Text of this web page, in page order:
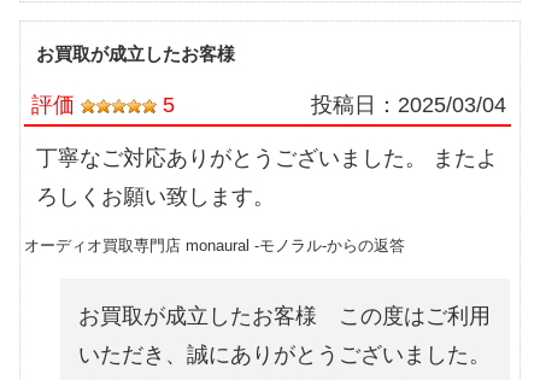
お買取が成立したお客様
評価 5 投稿日： 2025/03/04
丁寧なご対応ありがとうございました。 またよ
ろしくお願い致します。
オーディオ買取専門店 monaural -モノラル-からの返答
お買取が成立したお客様 この度はご利用
いただき、誠にありがとうございました。